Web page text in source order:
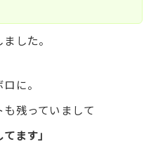
した。
に。
残っていまして
ます」